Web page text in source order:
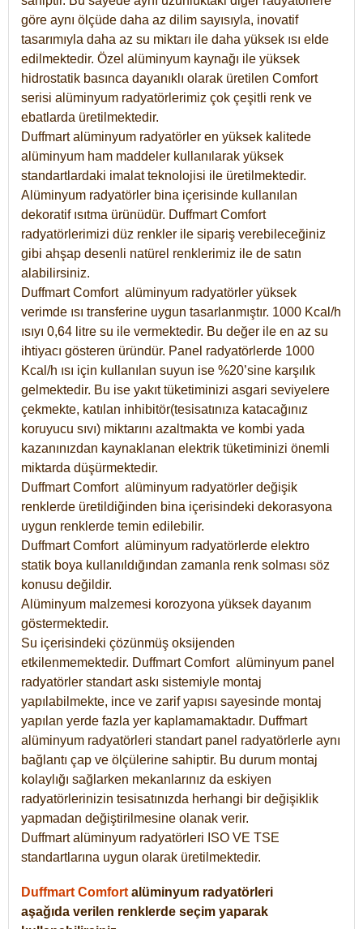
göre aynı ölçüde daha az dilim sayısıyla, inovatif
tasarımıyla daha az su miktarı ile daha yüksek ısı elde
edilmektedir. Özel alüminyum kaynağı ile yüksek
hidrostatik basınca dayanıklı olarak üretilen Comfort
serisi alüminyum radyatörlerimiz çok çeşitli renk ve
ebatlarda üretilmektedir.
Duffmart alüminyum radyatörler en yüksek kalitede
alüminyum ham maddeler kullanılarak yüksek
standartlardaki imalat teknolojisi ile üretilmektedir.
Alüminyum radyatörler bina içerisinde kullanılan
dekoratif ısıtma ürünüdür. Duffmart Comfort
radyatörlerimizi düz renkler ile sipariş verebileceğiniz
gibi ahşap desenli natürel renklerimiz ile de satın
alabilirsiniz.
Duffmart Comfort alüminyum radyatörler yüksek
verimde ısı transferine uygun tasarlanmıştır. 1000 Kcal/h
ısıyı 0,64 litre su ile vermektedir. Bu değer ile en az su
ihtiyacı gösteren üründür. Panel radyatörlerde 1000
Kcal/h ısı için kullanılan suyun ise %20’sine karşılık
gelmektedir. Bu ise yakıt tüketiminizi asgari seviyelere
çekmekte, katılan inhibitör(tesisatınıza katacağınız
koruyucu sıvı) miktarını azaltmakta ve kombi yada
kazanınızdan kaynaklanan elektrik tüketiminizi önemli
miktarda düşürmektedir.
Duffmart Comfort alüminyum radyatörler değişik
renklerde üretildiğinden bina içerisindeki dekorasyona
uygun renklerde temin edilebilir.
DuffmartComfort alüminyum radyatörlerde elektro
statik boya kullanıldığından zamanla renk solması söz
konusu değildir.
Alüminyum malzemesi korozyona yüksek dayanım
göstermektedir.
Su içerisindeki çözünmüş oksijenden
etkilenmemektedir. DuffmartComfort alüminyum panel
radyatörler standart askı sistemiyle montaj
yapılabilmekte, ince ve zarif yapısı sayesinde montaj
yapılan yerde fazla yer kaplamamaktadır. Duffmart
alüminyum radyatörleri standart panel radyatörlerle aynı
bağlantı çap ve ölçülerine sahiptir. Bu durum montaj
kolaylığı sağlarken mekanlarınız da eskiyen
radyatörlerinizin tesisatınızda herhangi bir değişiklik
yapmadan değiştirilmesine olanak verir.
Duffmart alüminyum radyatörleri ISO VE TSE
standartlarına uygun olarak üretilmektedir.
Duffmart Comfort alüminyum radyatörleri
aşağıda verilen renklerde seçim yaparak